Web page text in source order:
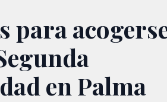
para
en Palma